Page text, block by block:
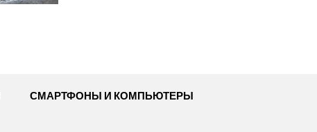
СМАРТФОНЫ И КОМПЬЮТЕРЫ